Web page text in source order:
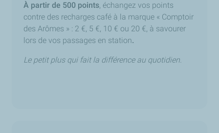
À partir de 500 points, échangez vos points
contre des recharges café à la marque « Comptoir
des Arômes » : 2 €, 5 €, 10 € ou 20 €, à savourer
lors de vos passages en station.
Le petit plus qui fait la différence au quotidien.